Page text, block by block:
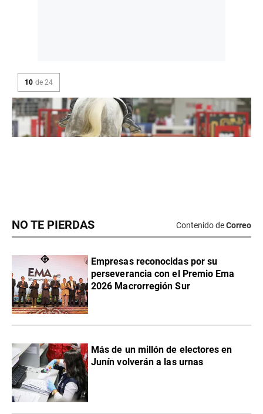
NO TE PIERDAS Contenido deCorreo
Empresas reconocidas por su
perseverancia con el Premio Ema
2026 Macrorregión Sur
Más de un millón de electores en
Junín volverán a las urnas